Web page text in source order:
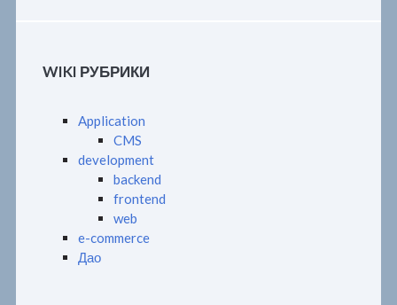
WIKI РУБРИКИ
Application
CMS
development
backend
frontend
web
e-commerce
Дао